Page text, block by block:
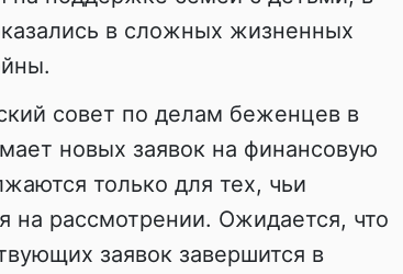
в сложных жизненных
совет по делам беженцев в
новых заявок на финансовую
только для тех, чьи
на рассмотрении. Ожидается, что
заявок завершится в